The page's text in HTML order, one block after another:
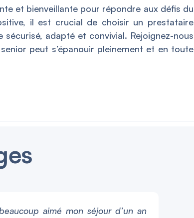
et bienveillante pour répondre aux défis du
il est crucial de choisir un prestataire
adapté et convivial. Rejoignez-nous
peut s’épanouir pleinement et en toute
beaucoup aimé mon séjour d’un an